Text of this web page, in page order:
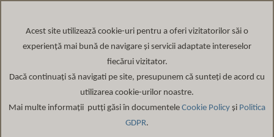
Acest site utilizează cookie-uri pentru a oferi vizitatorilor săi o
experiență mai bună de navigare și servicii adaptate intereselor
fiecărui vizitator.
Dacă continuați să navigati pe site, presupunem că sunteți de acord cu
utilizarea cookie-urilor noastre.
Mai multe informații putți găsi în documentele Cookie Policy și Politica
GDPR.